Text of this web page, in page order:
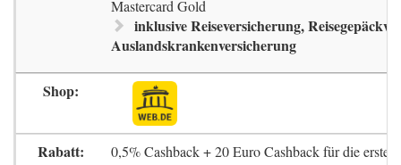
Mastercard Gold
inklusive Reiseversicherung,
Auslandskrankenversicherung
0,5% Cashback + 20 Euro Cashback für die erste